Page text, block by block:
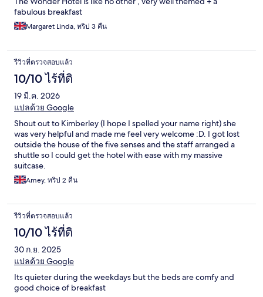
fabulous breakfast
Margaret Linda, ทริป 3 คืน
รีวิวที่ตรวจสอบแล้ว
10/10 ไร้ที่ติ
19 มี.ค. 2026
แปลด้วย Google
Shout out to Kimberley (I hope I spelled your name right) she
was very helpful and made me feel very welcome :D. I got lost
outside the house of the five senses and the staff arranged a
shuttle so I could get the hotel with ease with my massive
suitcase.
Amey, ทริป 2 คืน
รีวิวที่ตรวจสอบแล้ว
10/10 ไร้ที่ติ
30 ก.ย. 2025
แปลด้วย Google
Its quieter during the weekdays but the beds are comfy and
good choice of breakfast